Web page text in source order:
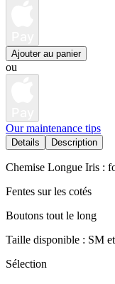
Ajouter au panier
ou
Our maintenance tips
Details Description
Chemise Longue Iris :
Fentes sur les cotés
Boutons tout le long
Taille disponible : SM
Sélection